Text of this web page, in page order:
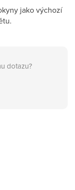
jako výchozí
dotazu?